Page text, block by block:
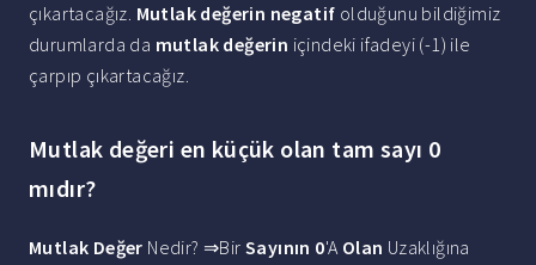
çıkartacağız. Mutlak değerin negatif olduğunu bildiğimiz
durumlarda da mutlak değerin içindeki ifadeyi (-1) ile
çarpıp çıkartacağız.
Mutlak değeri en küçük olan tam sayı 0
mıdır?
Mutlak Değer Nedir? ⇒BirSayının 0'A Olan Uzaklığına